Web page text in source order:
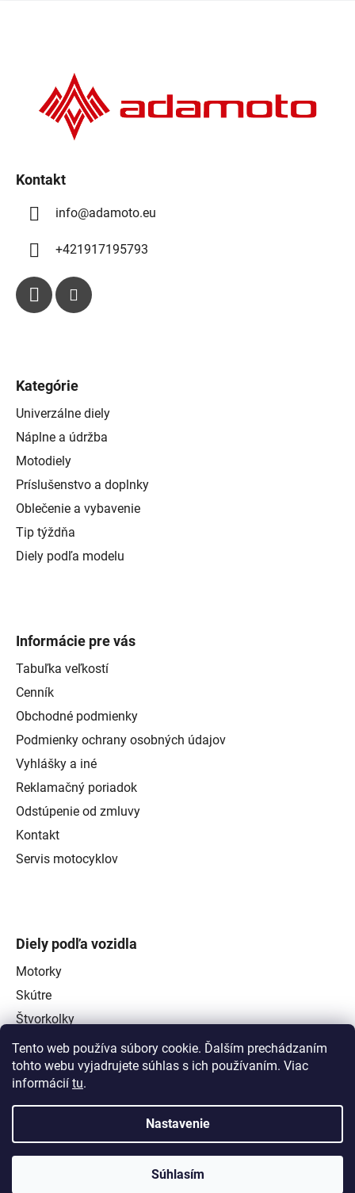
Tento web používa súbory cookie. Ďalším prechádzaním
tohto webu vyjadrujete súhlas s ich používaním. Viac
informácií tu.
Nastavenie
Súhlasím
e
Kontakt
info@adamoto.eu
+421917195793
Kategórie
Univerzálne diely
Náplne a údržba
Motodiely
Príslušenstvo a doplnky
Oblečenie a vybavenie
Tip týždňa
Diely podľa modelu
Informácie pre vás
Tabuľka veľkostí
Cenník
Obchodné podmienky
Podmienky ochrany osobných údajov
Vyhlášky a iné
Reklamačný poriadok
Odstúpenie od zmluvy
Kontakt
Servis motocyklov
Diely podľa vozidla
Motorky
Skútre
Štvorkolky
Vytvoril Shoptet